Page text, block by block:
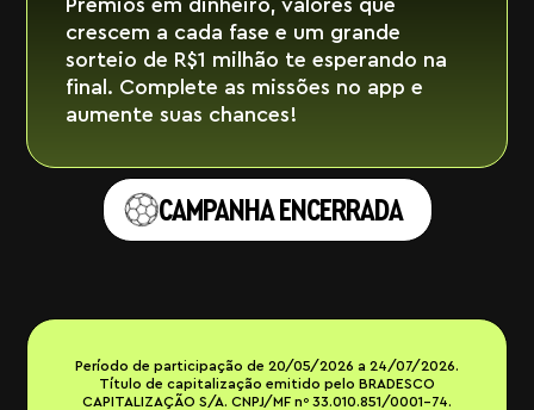
Prêmios em dinheiro, valores que
crescem a cada fase e um grande
sorteio de R$1 milhão te esperando na
final. Complete as missões no app e
aumente suas chances!
CAMPANHA ENCERRADA
Período de participação de 20/05/2026 a 24/07/2026.
Título de capitalização emitido pelo BRADESCO
CAPITALIZAÇÃO S/A. CNPJ/MF nº 33.010.851/0001-74.